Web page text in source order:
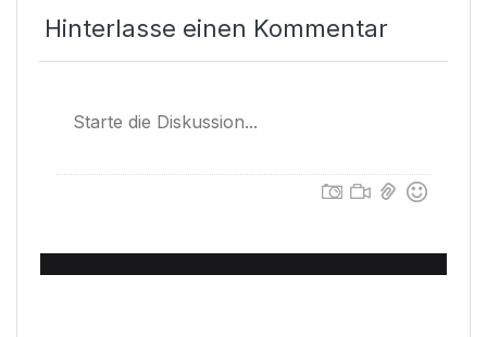
Hinterlasse einen Kommentar